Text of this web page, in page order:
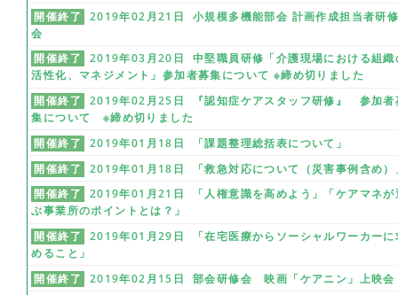
開催終了
2019年02月21日 小規模多機能部会 計画作成担当者研
会
開催終了
2019年03月20日 中堅職員研修「介護現場における組織
活性化、マネジメント」参加者募集について ※締め切りました
開催終了
2019年02月25日 『認知症ケアスタッフ研修』 参加者
集について ※締め切りました
開催終了
2019年01月18日 「課題整理総括表について」
開催終了
2019年01月18日 「救急対応について（災害事例含め）
開催終了
2019年01月21日 「人権意識を高めよう」「ケアマネが
ぶ事業所のポイントとは？」
開催終了
2019年01月29日 「在宅医療からソーシャルワーカーに
めること」
開催終了
2019年02月15日 部会研修会 映画「ケアニン」上映会